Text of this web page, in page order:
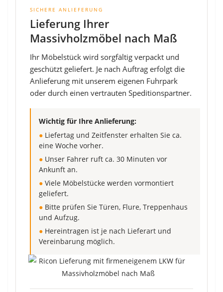
SICHERE ANLIEFERUNG
Lieferung Ihrer
Massivholzmöbel nach Maß
Ihr Möbelstück wird sorgfältig verpackt und
geschützt geliefert. Je nach Auftrag erfolgt die
Anlieferung mit unserem eigenen Fuhrpark
oder durch einen vertrauten Speditionspartner.
Wichtig für Ihre Anlieferung:
● Liefertag und Zeitfenster erhalten Sie ca.
eine Woche vorher.
● Unser Fahrer ruft ca. 30 Minuten vor
Ankunft an.
● Viele Möbelstücke werden vormontiert
geliefert.
● Bitte prüfen Sie Türen, Flure, Treppenhaus
und Aufzug.
● Hereintragen ist je nach Lieferart und
Vereinbarung möglich.